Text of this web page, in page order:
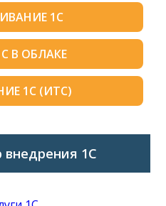
1С
В ОБЛАКЕ
1С (ИТС)
внедрения 1C